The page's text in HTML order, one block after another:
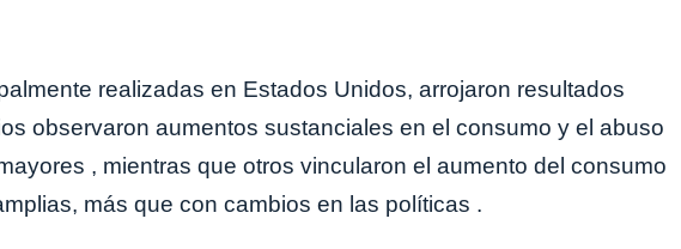
realizadas en Estados Unidos, arrojaron resultados
observaron aumentos sustanciales en el consumo y el abuso
, mientras que otros vincularon el aumento del consumo
más que con cambios en las políticas .